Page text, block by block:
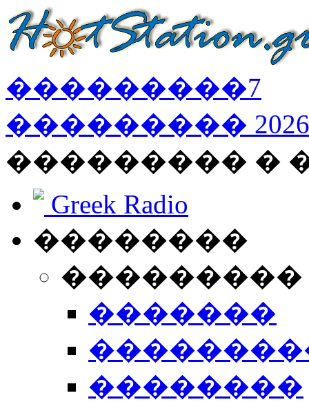
���������7
��������� 2026
��������� �
Greek Radio
��������
�������
��������